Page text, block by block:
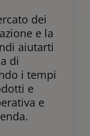
dei
e la
aiutarti
di
i tempi
e
e